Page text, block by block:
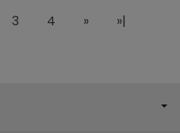
3 4 » »|